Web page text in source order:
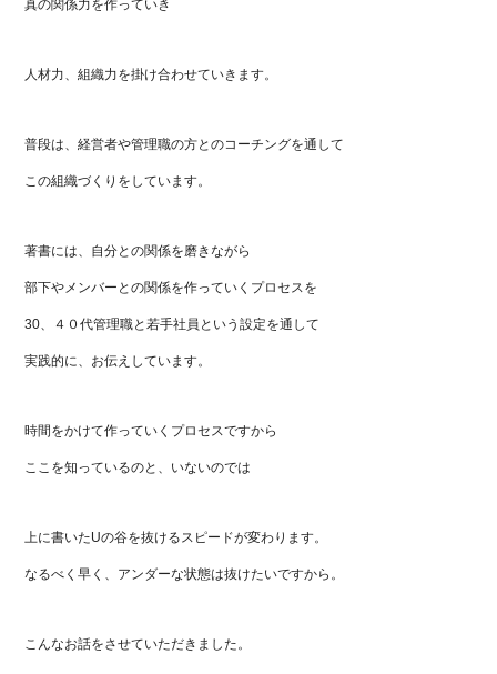
真の関係力を作っていき
人材力、組織力を掛け合わせていきます。
普段は、経営者や管理職の方とのコーチングを通して
この組織づくりをしています。
著書には、自分との関係を磨きながら
部下やメンバーとの関係を作っていくプロセスを
30、４０代管理職と若手社員という設定を通して
実践的に、お伝えしています。
時間をかけて作っていくプロセスですから
ここを知っているのと、いないのでは
上に書いたUの谷を抜けるスピードが変わります。
なるべく早く、アンダーな状態は抜けたいですから。
こんなお話をさせていただきました。